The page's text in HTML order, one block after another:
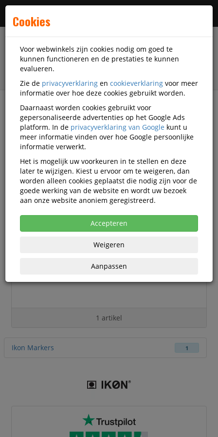
filter
Schrijfwaren Ikon
Ikon schrijfwaren
Ikon Stiften
1 artikel
Ikon Markers 1
Cookies
Voor webwinkels zijn cookies nodig om goed te
kunnen functioneren en de prestaties te kunnen
evalueren.
Zie de privacyverklaring en cookieverklaring voor meer
informatie over hoe deze cookies gebruikt worden.
Daarnaast worden cookies gebruikt voor
gepersonaliseerde advertenties op het Google Ads
platform. In de privacyverklaring van Google kunt u
meer informatie vinden over hoe Google persoonlijke
informatie verwerkt.
Het is mogelijk uw voorkeuren in te stellen en deze
later te wijzigen. Kiest u ervoor om te weigeren, dan
worden alleen cookies geplaatst die nodig zijn voor de
goede werking van de website en wordt uw bezoek
aan onze website anoniem geregistreerd.
Accepteren
Weigeren
Aanpassen